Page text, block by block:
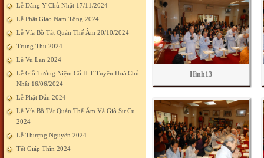
Lễ Dâng Y Chủ Nhật 17/11/2024
Lễ Phật Giáo Nam Tông 2024
Lễ Vía Bồ Tát Quán Thế Âm 20/10/2024
Trung Thu 2024
Lễ Vu Lan 2024
Lễ Giỗ Tưởng Niệm Cố H.T Tuyên Hoá Chủ
Nhật 16/06/2024
Lễ Phật Đản 2024
Lễ Vía Bồ Tát Quán Thế Âm Và Giỗ Sư Cụ
2024
Lễ Thượng Nguyên 2024
Tết Giáp Thìn 2024
Hình13